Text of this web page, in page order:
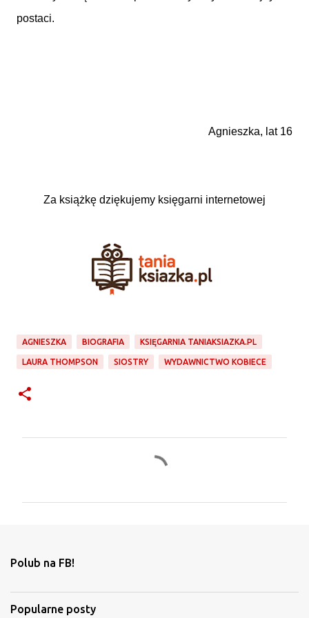
postaci.
Agnieszka, lat 16
Za książkę dziękujemy księgarni internetowej
AGNIESZKA BIOGRAFIA KSIĘGARNIA TANIAKSIAZKA.PL
LAURA THOMPSON SIOSTRY WYDAWNICTWO KOBIECE
t
r
z
Polub na FB!
Popularne posty